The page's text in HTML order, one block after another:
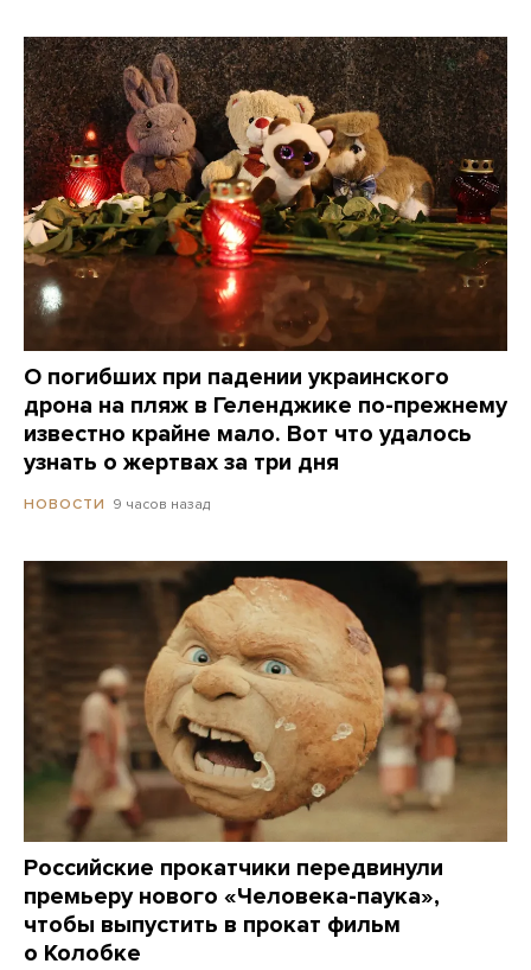
О погибших при падении украинского
дрона на пляж в Геленджике по-прежнему
известно крайне мало. Вот что удалось
узнать о жертвах за три дня
НОВОСТИ 9 часов назад
Российские прокатчики передвинули
премьеру нового «Человека-паука»,
чтобы выпустить в прокат фильм
о Колобке